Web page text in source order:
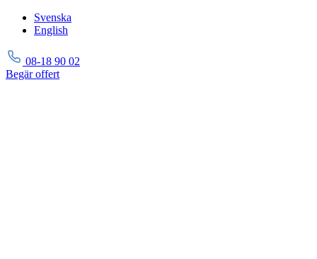
Svenska
English
08-18 90 02
Begäroffert